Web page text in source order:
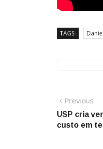
TAGS:
de
Previous
USP cria
custo em